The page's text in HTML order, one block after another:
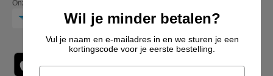
Onze transporteurs
Wil je minder betalen?
Vul je naam en e-mailadres in en we sturen je een
kortingscode voor je eerste bestelling.